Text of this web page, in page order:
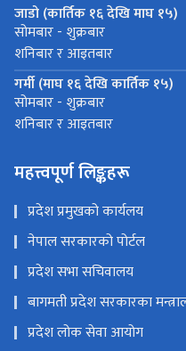
जाडो (कार्तिक १६ देखि माघ १५)
सोमबार - शुक्रबार
शनिबार र आइतबार
गर्मी (माघ १६ देखि कार्तिक १५)
सोमबार - शुक्रबार
शनिबार र आइतबार
महत्त्वपूर्ण लिङ्कहरू
प्रदेश प्रमुखको कार्यलय
नेपाल सरकारको पोर्टल
प्रदेश सभा सचिवालय
बागमती प्रदेश सरकारका
प्रदेश लोक सेवा आयोग